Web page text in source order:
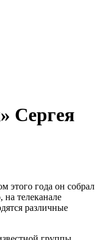
Сергея
этого года он собрал
телеканале
различные